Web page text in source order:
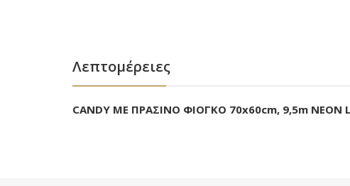
Λεπτομέρειες
CANDY ΜΕ ΠΡΑΣΙΝΟ ΦΙΟΓΚΟ 70x60cm, 9,5m